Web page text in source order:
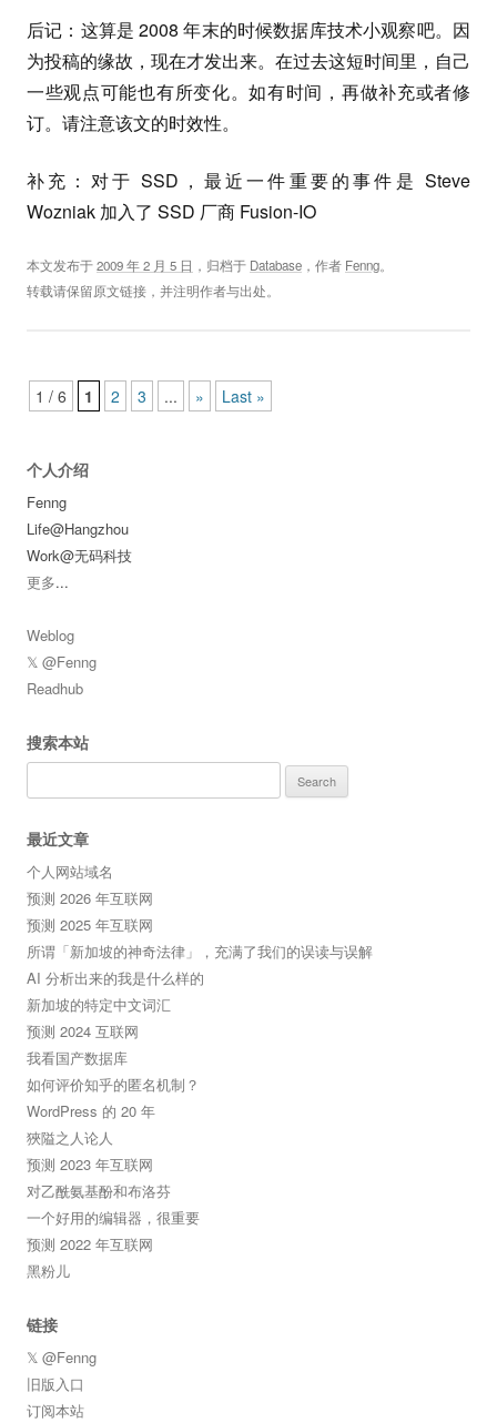
后记：这算是 2008 年末的时候数据库技术小观察吧。因
为投稿的缘故，现在才发出来。在过去这短时间里，自己
一些观点可能也有所变化。如有时间，再做补充或者修
订。请注意该文的时效性。
补充：对于 SSD，最近一件重要的事件是 Steve
Wozniak 加入了 SSD 厂商 Fusion-IO
本文发布于2009 年 2 月 5 日 ，归档于 Database ，作者 Fenng。
转载请保留原文链接，并注明作者与出处。
Post navigation
1 / 6 1 2 3 ... » Last »
个人介绍
Fenng
Life@Hangzhou
Work@无码科技
更多...
Weblog
𝕏 @Fenng
Readhub
搜索本站
for:
最近文章
个人网站域名
预测 2026 年互联网
预测 2025 年互联网
所谓「新加坡的神奇法律」，充满了我们的误读与误解
AI 分析出来的我是什么样的
新加坡的特定中文词汇
预测 2024 互联网
我看国产数据库
如何评价知乎的匿名机制？
WordPress 的 20 年
狹隘之人论人
预测 2023 年互联网
对乙酰氨基酚和布洛芬
一个好用的编辑器，很重要
预测 2022 年互联网
黑粉儿
链接
𝕏 @Fenng
旧版入口
订阅本站